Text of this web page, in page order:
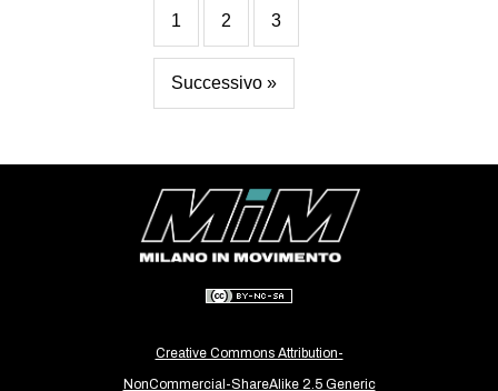
1 2 3
Successivo »
Creative Commons Attribution-
NonCommercial-ShareAlike 2.5 Generic